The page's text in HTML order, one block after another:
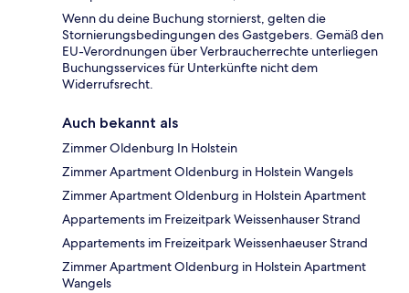
Wenn du deine Buchung stornierst, gelten die
Stornierungsbedingungen des Gastgebers. Gemäß den
EU-Verordnungen über Verbraucherrechte unterliegen
Buchungsservices für Unterkünfte nicht dem
Widerrufsrecht.
Auch bekannt als
Zimmer Oldenburg In Holstein
Zimmer Apartment Oldenburg in Holstein Wangels
Zimmer Apartment Oldenburg in Holstein Apartment
Appartements im Freizeitpark Weissenhauser Strand
Appartements im Freizeitpark Weissenhaeuser Strand
Zimmer Apartment Oldenburg in Holstein Apartment
Wangels